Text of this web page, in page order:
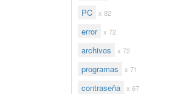
PC x 82
error x 72
archivos x 72
programas x 71
contraseña x 67